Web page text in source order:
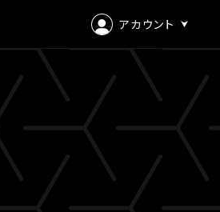
アカウント
ログイン
会員登録